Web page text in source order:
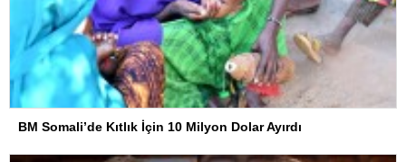
BM Somali’de Kıtlık İçin 10 Milyon Dolar Ayırdı